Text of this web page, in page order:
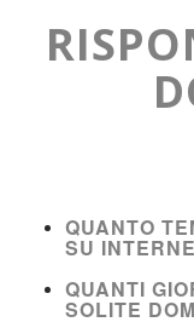
QUANTO
SU
QUANTI
SOLITE